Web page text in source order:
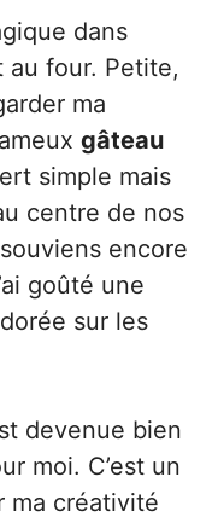
dans
au four. Petite,
ma
gâteau
simple mais
centre de nos
encore
goûté une
sur les
devenue bien
moi. C’est un
ma créativité